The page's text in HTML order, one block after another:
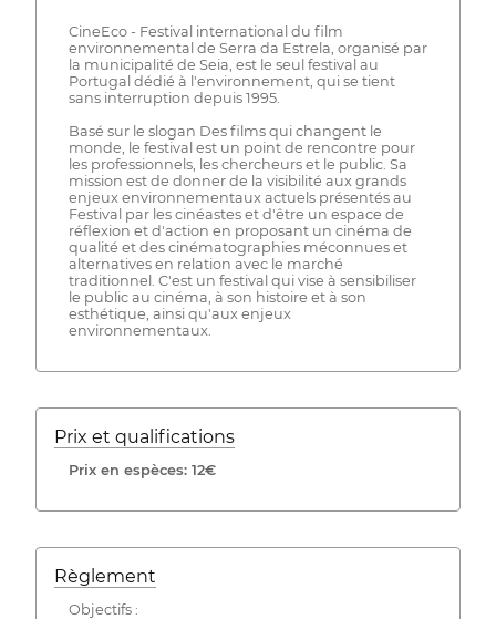
CineEco - Festival international du film
environnemental de Serra da Estrela, organisé par
la municipalité de Seia, est le seul festival au
Portugal dédié à l'environnement, qui se tient
sans interruption depuis 1995.
Basé sur le slogan Des films qui changent le
monde, le festival est un point de rencontre pour
les professionnels, les chercheurs et le public. Sa
mission est de donner de la visibilité aux grands
enjeux environnementaux actuels présentés au
Festival par les cinéastes et d'être un espace de
réflexion et d'action en proposant un cinéma de
qualité et des cinématographies méconnues et
alternatives en relation avec le marché
traditionnel. C'est un festival qui vise à sensibiliser
le public au cinéma, à son histoire et à son
esthétique, ainsi qu'aux enjeux
environnementaux.
Prix ​​et qualifications
Prix ​​en espèces: 12€
Règlement
Objectifs :